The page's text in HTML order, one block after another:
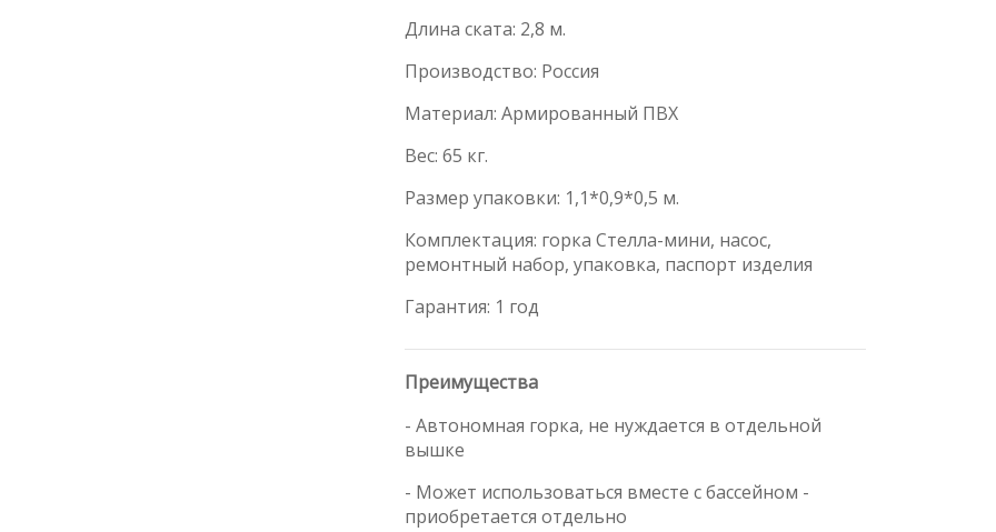
Длина ската: 2,8 м.
Производство: Россия
Материал: Армированный ПВХ
Вес: 65 кг.
Размер упаковки: 1,1*0,9*0,5 м.
Комплектация: горка Стелла-мини, насос,
ремонтный набор, упаковка, паспорт изделия
Гарантия: 1 год
Преимущества
- Автономная горка, не нуждается в отдельной
вышке
- Может использоваться вместе с бассейном -
приобретается отдельно